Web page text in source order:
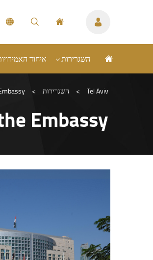
השגרירות איחוד
Tel Aviv
> השגרירות >
Embassy